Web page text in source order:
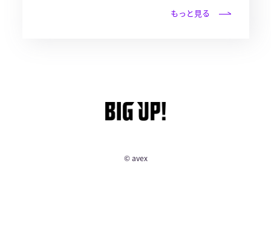
もっと見る
© avex